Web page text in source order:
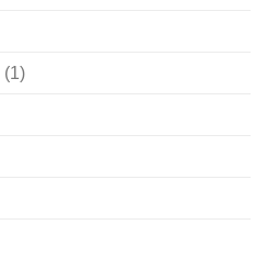
(1)